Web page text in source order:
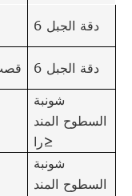
دقة الجبل 6
قصب دقة الجبل 6
شونبة
السطوح المند
را≥
شونبة
السطوح المند